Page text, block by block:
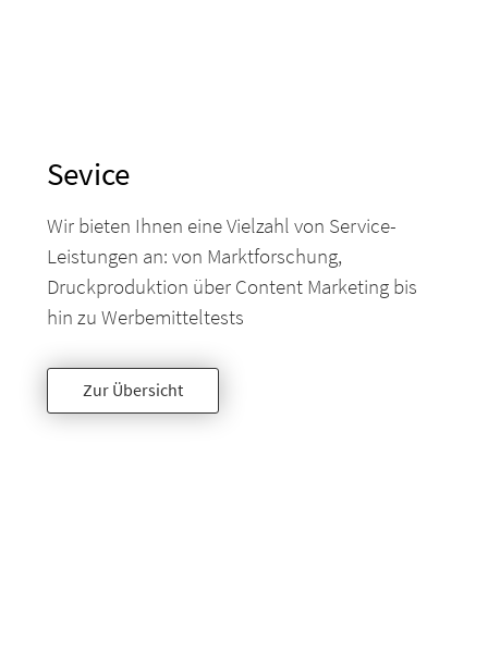
Sevice
Wir bieten Ihnen eine Vielzahl von Service-
Leistungen an: von Marktforschung,
Druckproduktion über Content Marketing bis
hin zu Werbemitteltests
Zur Übersicht